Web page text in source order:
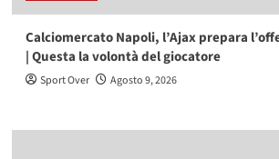
Calciomercato Napoli, l’Ajax prepara
| Questa la volontà del giocatore
Sport Over Agosto 9, 2026